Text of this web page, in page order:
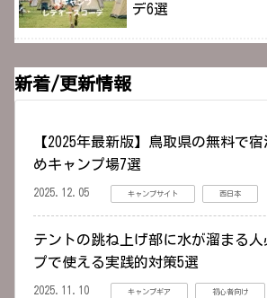
デ6選
新着/更新情報
【2025年最新版】鳥取県の無料で
めキャンプ場7選
2025.12.05 キャンプサイト 西日本
テントの跳ね上げ部に水が溜まる
プで使える実践的対策5選
2025.11.10 キャンプギア 初心者向け